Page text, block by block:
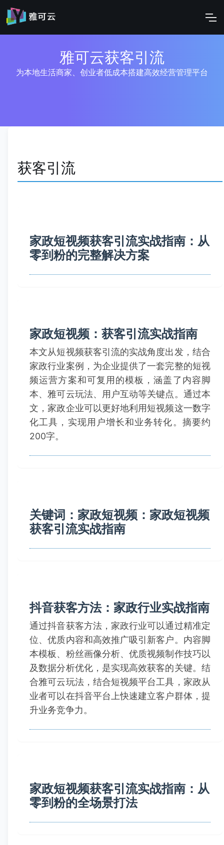
雅可云获客引流
为本地生活商家、创业者低成本搭建高效经营管理平台
获客引流
家政短视频获客引流实战指南：从
零到粉的完整解决方案
家政短视频：获客引流实战指南
本文从短视频获客引流的实战角度出发，结合
家政行业案例，为企业提供了一套完整的短视
频运营方案和可复用的模板，涵盖了内容脚
本、雅可云玩法、用户互动等关键点。通过本
文，家政企业可以更好地利用短视频这一数字
化工具，实现用户增长和业务转化。摘要约
200字。
关键词：家政短视频：家政短视频
获客引流实战指南
抖音获客方法：家政行业实战指南
通过抖音获客方法，家政行业可以通过精准定
位、优质内容和高效推广吸引新客户。内容脚
本模板、粉丝画像分析、优质视频制作技巧以
及数据分析优化，是实现高效获客的关键。结
合雅可云玩法，结合短视频平台工具，家政从
业者可以在抖音平台上快速建立客户群体，提
升业务竞争力。
家政短视频获客引流实战指南：从
零到粉的全场景打法